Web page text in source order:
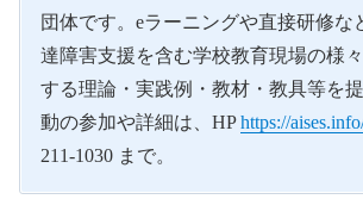
団体です。eラーニングや直接研修な
達障害支援を含む学校教育現場の様
する理論・実践例・教材・教具等を
動の参加や詳細は、HPhttps://
211-1030 まで。